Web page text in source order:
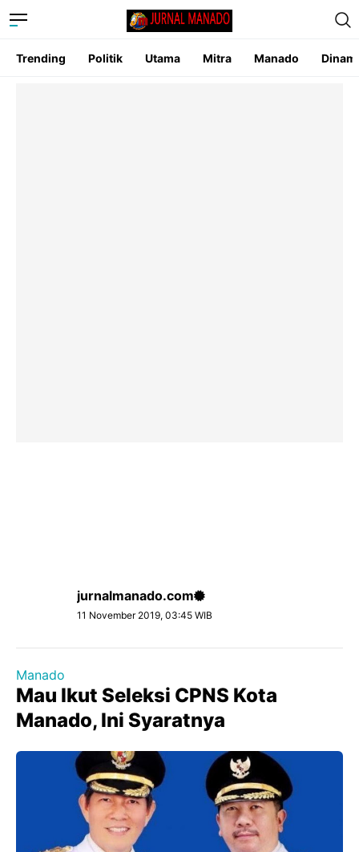
Trending Politik Utama Mitra Manado
jurnalmanado.com
11 November 2019, 03:45 WIB
Manado
Mau Ikut Seleksi CPNS Kota
Manado, Ini Syaratnya